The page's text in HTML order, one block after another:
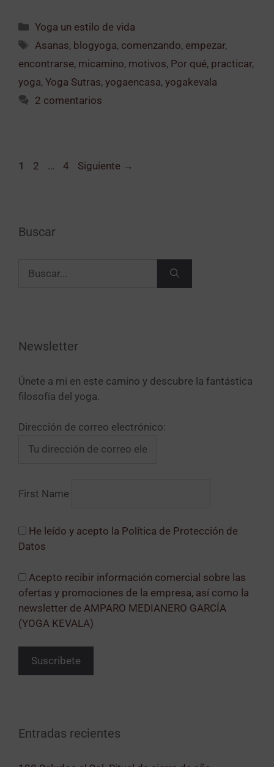
Yoga un estilo de vida
Asanas, blogyoga, comenzando, empezar,
encontrarse, micamino, motivos, Por qué, practicar,
yoga, Yoga Sutras, yogaencasa, yogakevala
2 comentarios
1 2 … 4 Siguiente →
Buscar
Newsletter
Únete a mi en este camino y descubre la fantástica
filosofía del yoga.
Dirección de correo electrónico:
First Name
He leído y acepto la Política de Protección de
Datos
Acepto recibir información comercial sobre las
ofertas y promociones de la empresa, así como la
newsletter de AMPARO MEDIANERO GARCÍA
(YOGA KEVALA)
Entradas recientes